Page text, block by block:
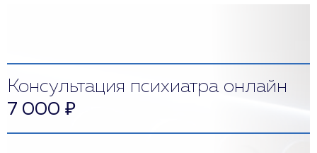
Консультация психиатра онлайн
7 000 ₽